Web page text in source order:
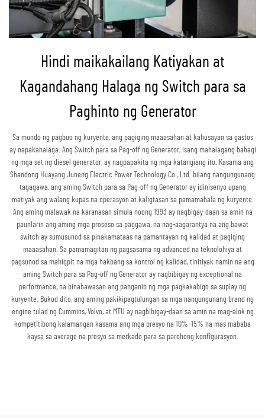
Hindi maikakailang Katiyakan at
Kagandahang Halaga ng Switch para sa
Paghinto ng Generator
Sa mundo ng pagbuo ng kuryente, ang pagiging maaasahan at kahusayan sa gastos
ay napakahalaga. Ang Switch para sa Pag-off ng Generator, isang mahalagang bahagi
ng mga set ng diesel generator, ay nagpapakita ng mga katangiang ito. Kasama ang
Shandong Huayang Juneng Electric Power Technology Co., Ltd. bilang nangungunang
tagagawa, ang aming Switch para sa Pag-off ng Generator ay idinisenyo upang
matiyak ang walang kupas na operasyon at kaligtasan sa pamamahala ng kuryente.
Ang aming malawak na karanasan simula noong 1993 ay nagbigay-daan sa amin na
paunlarin ang aming mga proseso sa paggawa, na nag-aagarantya na ang bawat
switch ay sumusunod sa pinakamataas na pamantayan ng kalidad at pagiging
maaasahan. Sa pamamagitan ng pagsasama ng advanced na teknolohiya at
pagsunod sa mahigpit na mga hakbang sa kontrol ng kalidad, tinitiyak namin na ang
aming Switch para sa Pag-off ng Generator ay nagbibigay ng exceptional na
performance, na binabawasan ang panganib ng mga pagkakabigo sa suplay ng
kuryente. Bukod dito, ang aming pakikipagtulungan sa mga nangungunang brand ng
engine tulad ng Cummins, Volvo, at MTU ay nagbibigay-daan sa amin na mag-alok ng
kompetitibong kalamangan kasama ang mga presyo na 10%–15% na mas mababa
kaysa sa average na presyo sa merkado para sa parehong konfigurasyon.